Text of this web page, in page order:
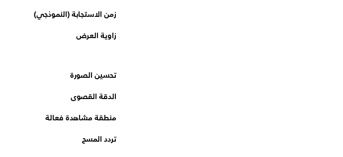
زمن الاستجابة (النموذجي)
زاوية العرض
تحسين الصورة
الدقة القصوى
منطقة مشاهدة فعالة
تردد المسح